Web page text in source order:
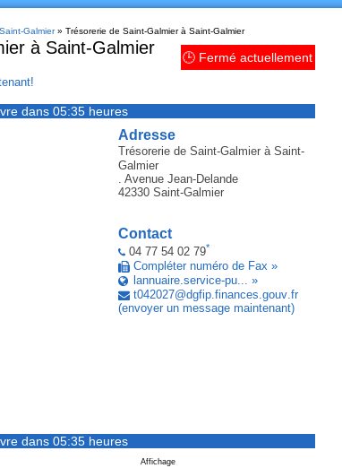
Galmier» Trésorerie de Saint-Galmier à Saint-Galmier
à Saint-Galmier 🕒 Fermé actuellement
dans 05:35 heures
Adresse
Trésorerie de Saint-Galmierà Saint-
Galmier
. Avenue Jean-Delande
42330 Saint-Galmier
Contact
04 77 54 02 79*
Compléter numéro de Fax »
lannuaire.service-pu... »
t042027@dgfip.finances.gouv.fr
(envoyer un message maintenant)
dans 05:35 heures
Affichage